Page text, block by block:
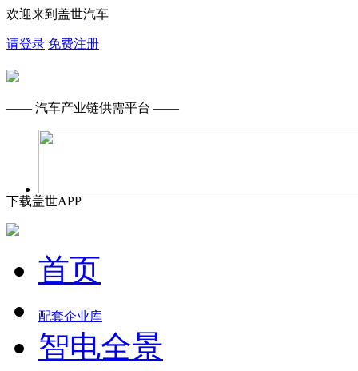
欢迎来到盖世汽车
请登录 免费注册
—— 汽车产业链供需平台 ——
下载盖世APP
首页
配套企业库
智电全景